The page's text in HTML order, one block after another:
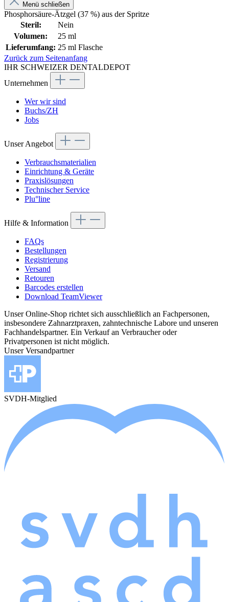
Menü schließen
Phosphorsäure-Ätzgel (37 %) aus der Spritze
Steril:
Nein
Volumen:
25 ml
Lieferumfang: 25 ml Flasche
Zurück zum Seitenanfang
IHR SCHWEIZER DENTALDEPOT
Unternehmen
Wer wir sind
Buchs/ZH
Jobs
Unser Angebot
Verbrauchsmaterialien
Einrichtung & Geräte
Praxislösungen
Technischer Service
Plu°line
Hilfe & Information
FAQs
Bestellungen
Registrierung
Versand
Retouren
Barcodes erstellen
Download TeamViewer
Unser Online-Shop richtet sich ausschließlich an Fachpersonen,
insbesondere Zahnarztpraxen, zahntechnische Labore und unseren
Fachhandelspartner. Ein Verkauf an Verbraucher oder
Privatpersonen ist nicht möglich.
Unser Versandpartner
SVDH-Mitglied